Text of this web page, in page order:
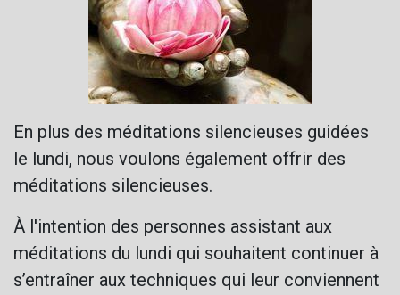
En plus des méditations silencieuses guidées
le lundi, nous voulons également offrir des
méditations silencieuses.
À l'intention des personnes assistant aux
méditations du lundi qui souhaitent continuer à
s’entraîner aux techniques qui leur conviennent